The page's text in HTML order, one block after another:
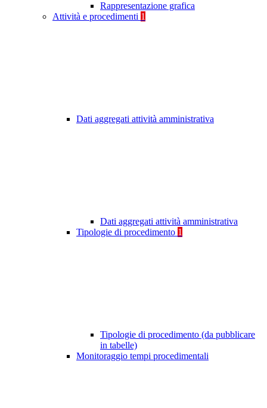
Rappresentazione grafica
Attività e procedimenti 1
Dati aggregati attività amministrativa
Dati aggregati attività amministrativa
Tipologie di procedimento 1
Tipologie di procedimento (da pubblicare
in tabelle)
Monitoraggio tempi procedimentali